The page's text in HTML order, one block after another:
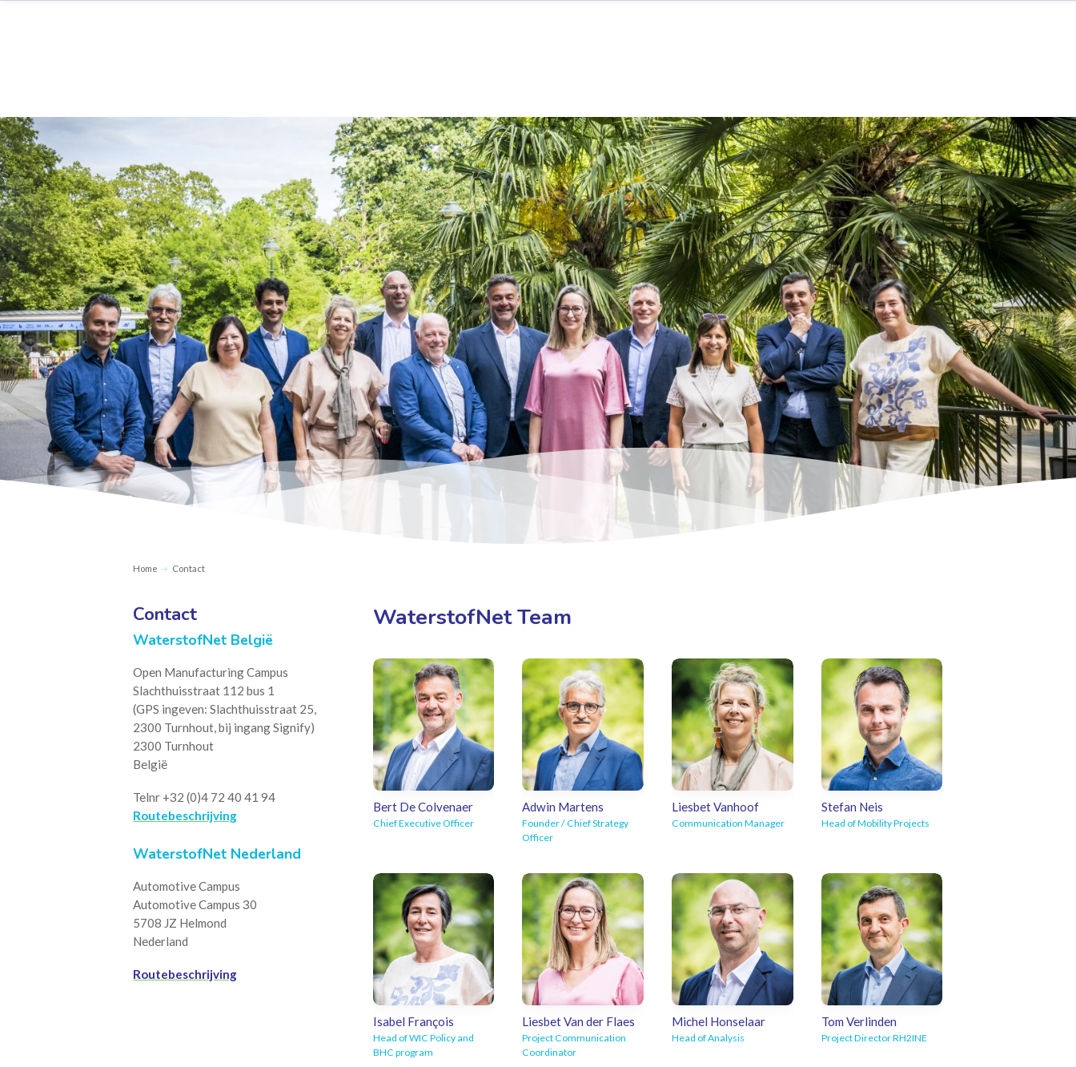
Home Contact
Contact
WaterstofNet België
Open Manufacturing Campus
Slachthuisstraat 112 bus 1
(GPS ingeven: Slachthuisstraat 25,
2300 Turnhout, bij ingang Signify)
2300 Turnhout
België
Telnr +32 (0)4 72 40 41 94
Routebeschrijving
WaterstofNet Nederland
Automotive Campus
Automotive Campus 30
5708 JZ Helmond
Nederland
Routebeschrijving
WaterstofNet Team
Bert De Colvenaer
Chief Executive Officer
Mail Bert
Adwin Martens
Founder / Chief Strategy
Officer
Mail Adwin
Liesbet Vanhoof
Communication Manager
Mail Liesbet
Stefan Neis
Head of Mobility Projects
Mail Stefan
Isabel François
Head of WIC Policy and
BHC program
Liesbet Van der Flaes
Project Communication
Coordinator
Michel Honselaar
Head of Analysis
Tom Verlinden
Project Director RH2INE